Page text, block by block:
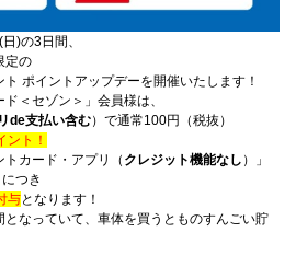
)の3日間、
定の
ポイントアップデーを開催いたします！
＜セゾン＞」会員様は、
de支払い含む）で通常100円（税抜）
ント！
カード・アプリ（ クレジット機能なし ）」
つき
与となります！
なっていて、車体を買うとものすんごい貯